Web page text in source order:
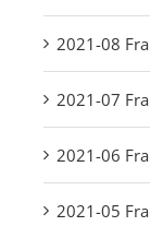
2021-08
2021-07
2021-06
2021-05